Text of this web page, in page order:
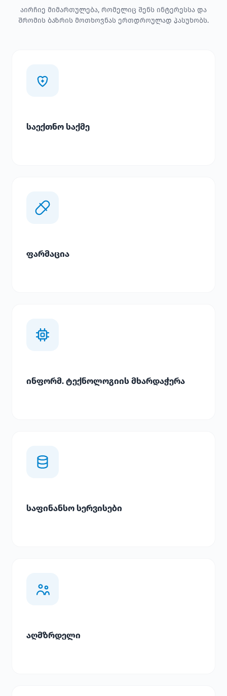
აირჩიე მიმართულება, რომელიც შენს ინტერესსა და
შრომის ბაზრის მოთხოვნას ერთდროულად პასუხობს.
საექთნო საქმე
ფარმაცია
ინფორმ. ტექნოლოგიის მხარდაჭერა
საფინანსო სერვისები
აღმზრდელი